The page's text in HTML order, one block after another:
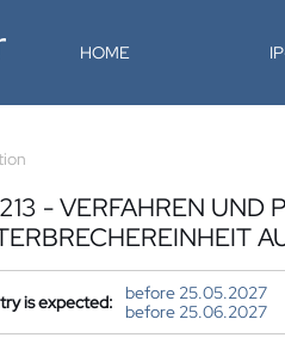
HOME
- VERFAHREN UND
is expected:
before 25.05.2027
before 25.06.2027